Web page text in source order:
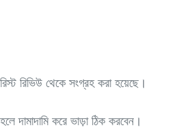
রিভিউ থেকে সংগ্রহ করা হয়েছে।
দামাদামি করে ভাড়া ঠিক করবেন।